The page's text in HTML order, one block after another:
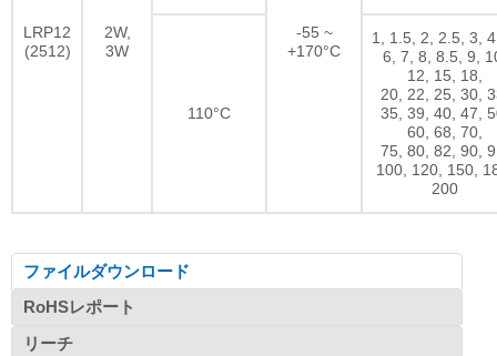
LRP12
(2512)
2W,
3W
-55 ~
+170°C
110°C
1, 1.5, 2, 2.5, 3,
6, 7, 8, 8.5, 9,
12, 15, 18,
20, 22, 25, 30,
35, 39, 40, 47,
60, 68, 70,
75, 80, 82, 90,
100, 120, 150,
200
ファイルダウンロード
RoHSレポート
リーチ